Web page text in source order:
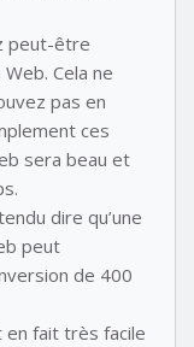
peut-être
Cela ne
pas en
ces
sera beau et
dire qu’une
peut
de 400
en fait très facile